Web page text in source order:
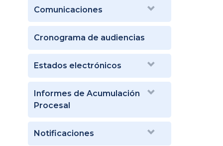
Comunicaciones
Cronograma de audiencias
Estados electrónicos
Informes de Acumulación
Procesal
Notificaciones